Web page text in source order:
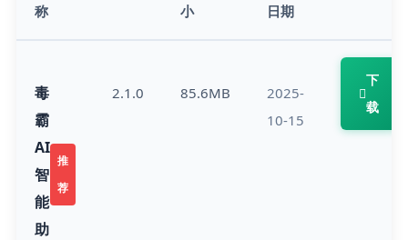
称
小
日期
毒
霸
AI
智
能
助
推
荐
2.1.0 85.6MB
2025-
10-15
下
载